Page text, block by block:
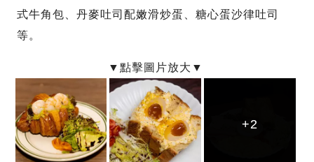
式牛角包、丹麥吐司配嫩滑炒蛋、糖心蛋沙律吐司
等。
+2
+2
+2